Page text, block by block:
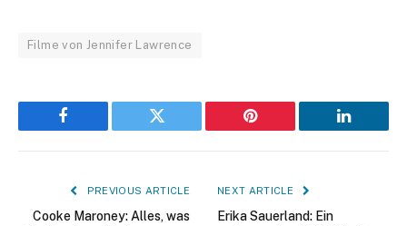
Filme von Jennifer Lawrence
Facebook Twitter Pinterest LinkedIn
PREVIOUS ARTICLE
Cooke Maroney: Alles, was
NEXT ARTICLE
Erika Sauerland: Ein